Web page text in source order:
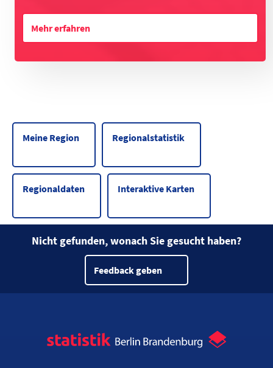
Mehr erfahren
Meine Region Regionalstatistik
Regionaldaten Interaktive Karten
Nicht gefunden, wonach Sie gesucht haben?
Feedback geben